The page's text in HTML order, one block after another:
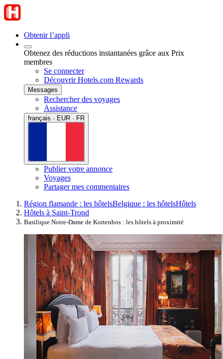
Obtenir l’appli
Obtenez des réductions instantanées grâce aux Prix
membres
Se connecter
Découvrir Hotels.com Rewards
Messages
Rechercher des voyages
Assistance
français · EUR · FR
Publier votre annonce
Voyages
Partager mes commentaires
Région flamande : les hôtelsBelgique : les hôtelsHôtels
Hôtels à Saint-Trond
Basilique Notre-Dame de Kortenbos : les hôtels à proximité